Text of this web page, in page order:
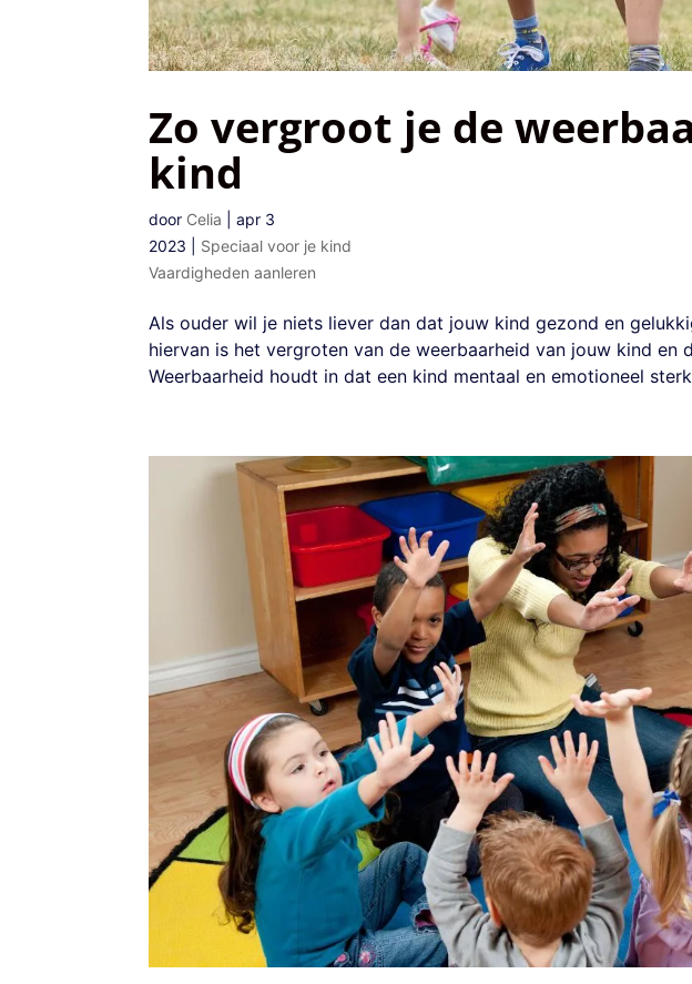
Zo vergroot je de
kind
door Celia |apr 3
2023
Speciaal voor je kind
Vaardigheden aanleren
Als ouder wil je niets liever dan dat jouw kind gezond en
hiervan is het vergroten van de weerbaarheid van jouw kind en
Weerbaarheid houdt in dat een kind mentaal en emotioneel